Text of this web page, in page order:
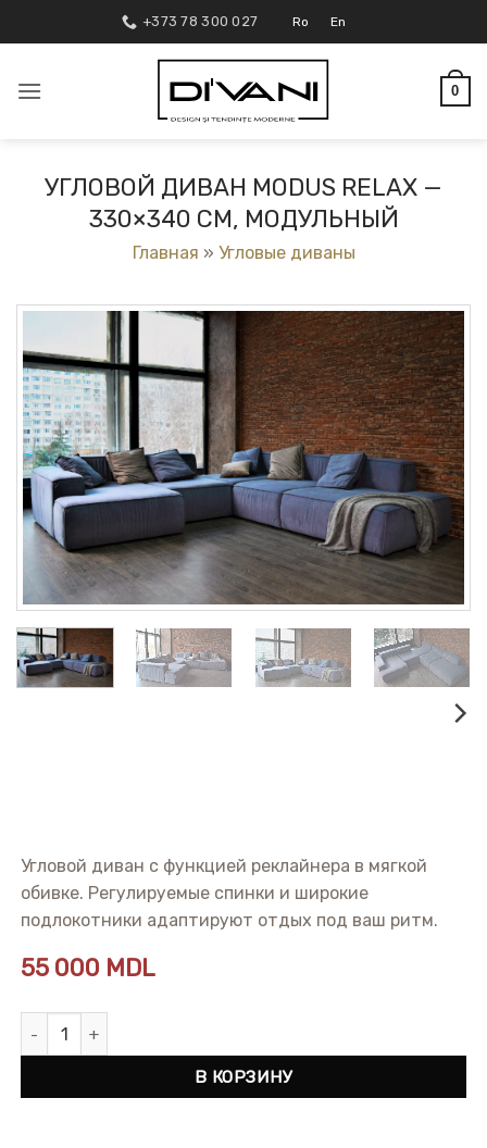
to
+373 78 300 027 Ro En
0
УГЛОВОЙ ДИВАН MODUS RELAX —
330×340 СМ, МОДУЛЬНЫЙ
Главная » Угловые диваны
Угловой диван с функцией реклайнера в мягкой
обивке. Регулируемые спинки и широкие
подлокотники адаптируют отдых под ваш ритм.
55 000 MDL
Количество товара Угловой диван Modus Relax
В КОРЗИНУ